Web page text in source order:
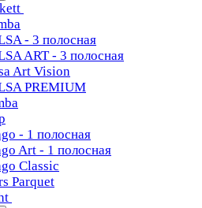
- 3 полосная
ART - 3 полосная
Art Vision
PREMIUM
- 1 полосная
Art - 1 полосная
Classiс
Parquet